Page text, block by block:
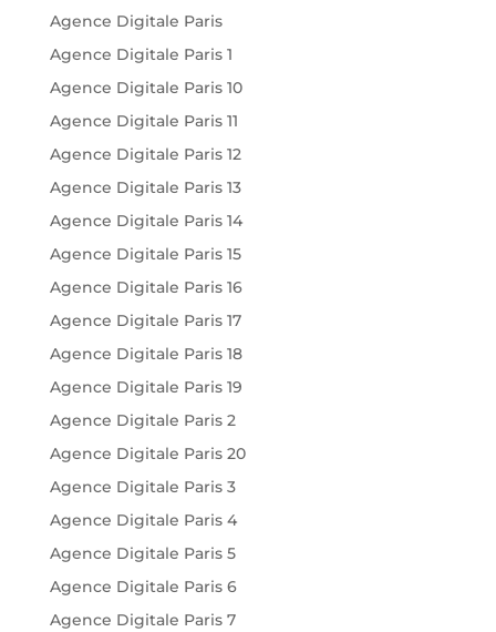
Agence Digitale Paris
Agence Digitale Paris 1
Agence Digitale Paris 10
Agence Digitale Paris 11
Agence Digitale Paris 12
Agence Digitale Paris 13
Agence Digitale Paris 14
Agence Digitale Paris 15
Agence Digitale Paris 16
Agence Digitale Paris 17
Agence Digitale Paris 18
Agence Digitale Paris 19
Agence Digitale Paris 2
Agence Digitale Paris 20
Agence Digitale Paris 3
Agence Digitale Paris 4
Agence Digitale Paris 5
Agence Digitale Paris 6
Agence Digitale Paris 7